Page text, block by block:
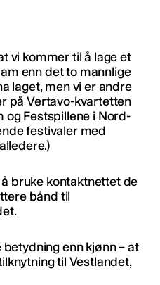
vi kommer til å lage et
enn det to mannlige
laget, men vi er andre
på Vertavo-kvartetten
og Festspillene i Nord-
festivaler med
bruke kontaktnettet de
bånd til
enn kjønn – at
til Vestlandet,